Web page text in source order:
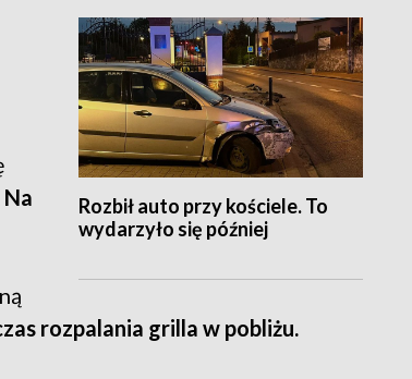
Rozbił auto przy kościele. To
wydarzyło się później
Na
rozpalania grilla w pobliżu.